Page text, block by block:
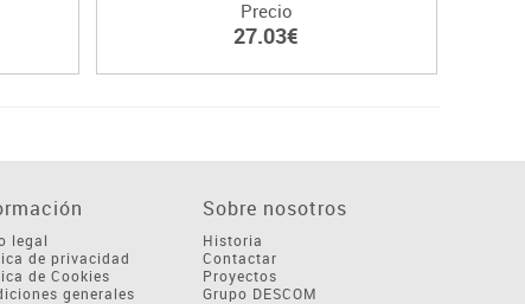
Precio
27.03€
legal
de privacidad
de Cookies
generales
Sobre nosotros
Historia
Contactar
Proyectos
Grupo DESCOM